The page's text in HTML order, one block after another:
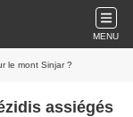
MENU
le mont Sinjar ?
assiégés